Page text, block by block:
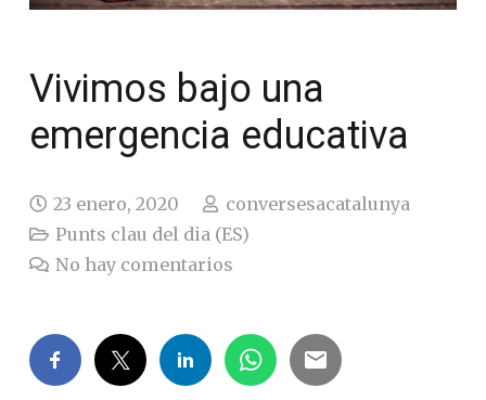
Vivimos bajo una
emergencia educativa
23 enero, 2020
conversesacatalunya
Punts clau del dia (ES)
No hay comentarios